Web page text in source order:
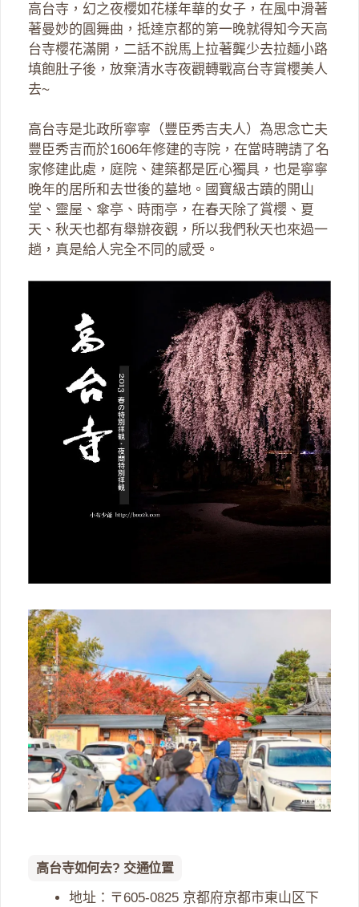
高台寺，幻之夜櫻如花樣年華的女子，在風中滑著
著曼妙的圓舞曲，抵達京都的第一晚就得知今天高
台寺櫻花滿開，二話不說馬上拉著龔少去拉麵小路
填飽肚子後，放棄清水寺夜觀轉戰高台寺賞櫻美人
去~
高台寺是北政所寧寧（豐臣秀吉夫人）為思念亡夫
豐臣秀吉而於1606年修建的寺院，在當時聘請了名
家修建此處，庭院、建築都是匠心獨具，也是寧寧
晚年的居所和去世後的墓地。國寶級古蹟的開山
堂、靈屋、傘亭、時雨亭，在春天除了賞櫻、夏
天、秋天也都有舉辦夜觀，所以我們秋天也來過一
趟，真是給人完全不同的感受。
高台寺如何去? 交通位置
地址：〒605-0825 京都府京都市東山区下